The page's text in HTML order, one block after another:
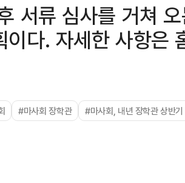
서류 심사를 거쳐
이다. 자세한 사항은
#마사회 장학관 #마사회, 내년 장학관 상반